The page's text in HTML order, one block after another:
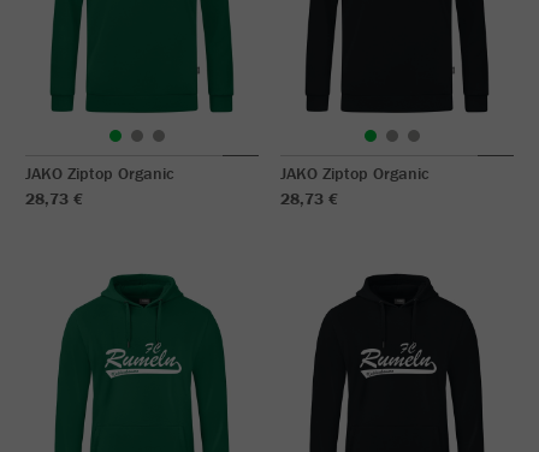
JAKO Ziptop Organic
28,73 €
JAKO Ziptop Organic
28,73 €